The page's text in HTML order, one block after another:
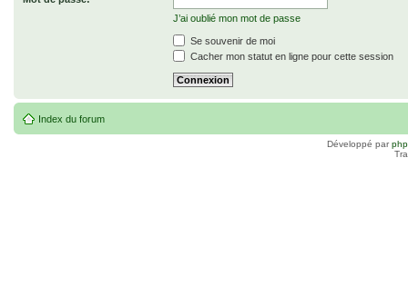
J’ai oublié mon mot de passe
Se souvenir de moi
Cacher mon statut en ligne pour cette session
Index du forum
Développé par